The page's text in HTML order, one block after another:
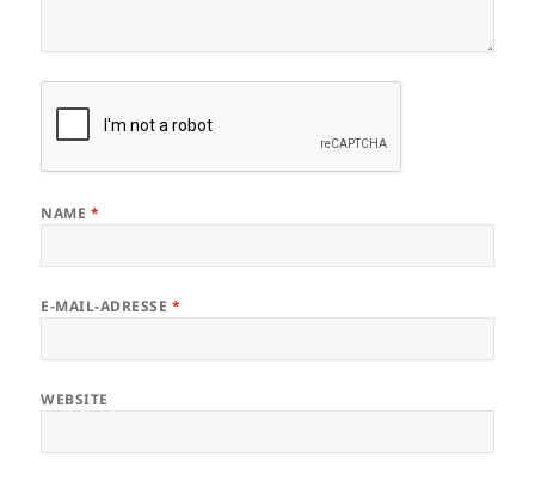
NAME *
E-MAIL-ADRESSE *
WEBSITE